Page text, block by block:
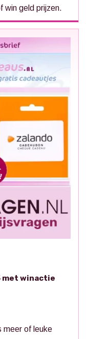
win geld prijzen.
met winactie
meer of leuke